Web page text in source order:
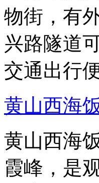
物街，有
兴路隧道
交通出行
黄山西海
黄山西海
霞峰，是